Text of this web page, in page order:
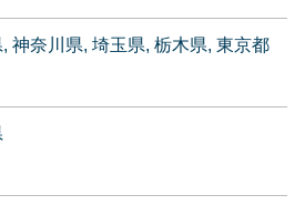
神奈川県 埼玉県 栃木県 東京都